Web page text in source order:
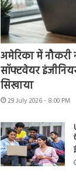
अमेरिका में नौकरी
सॉफ्टवेयर
सिखाया
29 July 2026 - 8:00 PM